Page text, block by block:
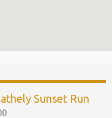
Sunset Run